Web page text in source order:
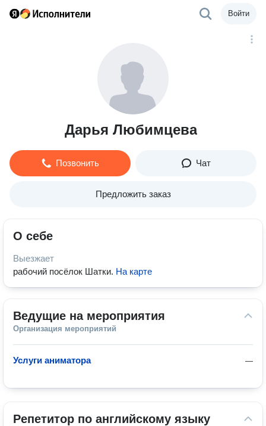
Войти
Дарья Любимцева
Позвонить Чат
Предложить заказ
О себе
Выезжает
рабочий посёлок Шатки. На карте
Ведущие на мероприятия
Организация мероприятий
—
Услуги аниматора
Репетитор по английскому языку